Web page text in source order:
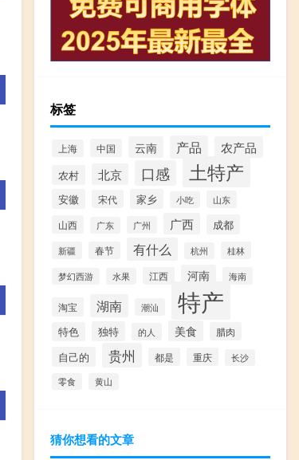
标签
上海 中国 云南 产品 农产品
农村 北京 口感 土特产
安徽 宋代 家乡 小吃 山东
山西 广东 广州 广西 成都
新疆 春节 有什么 杭州 桂林
梦幻西游 水果 江西 河南 海南
淘宝 湖南 潮汕 特产
特色 独特 的人 美食 腊肉
自己的 贵州 都是 重庆
长沙
零食
黄山
猜你想看的文章